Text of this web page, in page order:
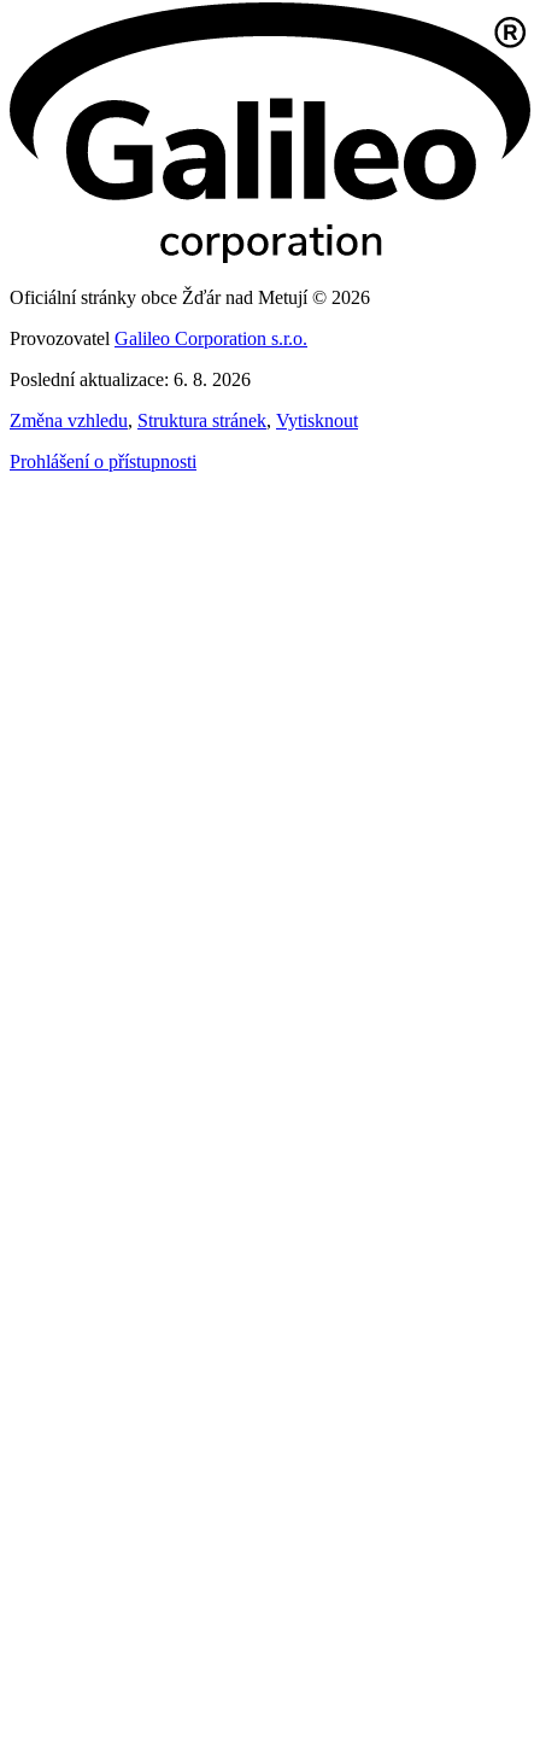
Oficiální stránky obce Žďár nad Metují © 2026
Provozovatel Galileo Corporation s.r.o.
Poslední aktualizace: 6. 8. 2026
Změna vzhledu, Struktura stránek, Vytisknout
Prohlášení o přístupnosti